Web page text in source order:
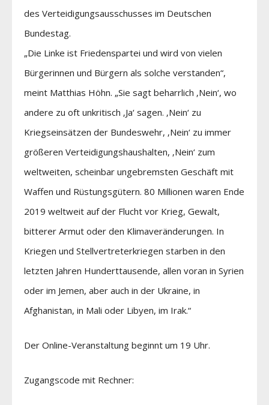
des Verteidigungsausschusses im Deutschen
Bundestag.
„Die Linke ist Friedenspartei und wird von vielen
Bürgerinnen und Bürgern als solche verstanden“,
meint Matthias Höhn. „Sie sagt beharrlich ‚Nein‘, wo
andere zu oft unkritisch ‚Ja‘ sagen. ‚Nein‘ zu
Kriegseinsätzen der Bundeswehr, ‚Nein‘ zu immer
größeren Verteidigungshaushalten, ‚Nein‘ zum
weltweiten, scheinbar ungebremsten Geschäft mit
Waffen und Rüstungsgütern. 80 Millionen waren Ende
2019 weltweit auf der Flucht vor Krieg, Gewalt,
bitterer Armut oder den Klimaveränderungen. In
Kriegen und Stellvertreterkriegen starben in den
letzten Jahren Hunderttausende, allen voran in Syrien
oder im Jemen, aber auch in der Ukraine, in
Afghanistan, in Mali oder Libyen, im Irak.“
Der Online-Veranstaltung beginnt um 19 Uhr.
Zugangscode mit Rechner: